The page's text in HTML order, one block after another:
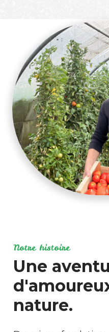
Notre histoire
Une
nature.